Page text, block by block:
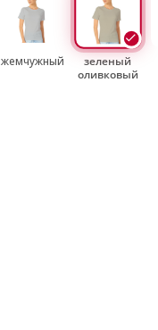
жемчужный
зеленый
оливковый